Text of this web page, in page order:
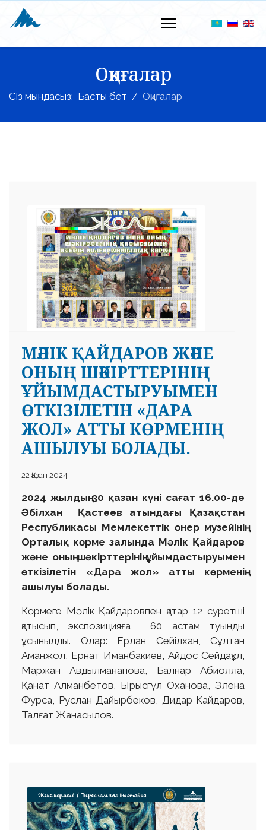
Оқиғалар
Сіз мындасыз: Басты бет Оқиғалар
МӘЛІК ҚАЙДАРОВ ЖӘНЕ
ОНЫҢ ШӘКІРТТЕРІНІҢ
ҰЙЫМДАСТЫРУЫМЕН
ӨТКІЗІЛЕТІН «ДАРА
ЖОЛ» АТТЫ КӨРМЕНІҢ
АШЫЛУЫ БОЛАДЫ.
22 Қазан 2024
2024 жылдың 30 қазан күні сағат 16.00-де
Әбілхан Қастеев атындағы Қазақстан
Республикасы Мемлекеттік өнер музейінің
Орталық көрме залында Мәлік Қайдаров
және оның шәкірттерінің ұйымдастыруымен
өткізілетін «Дара жол» атты көрменің
ашылуы болады.
Көрмеге Мәлік Қайдаровпен қатар 12 суретші
қатысып, экспозицияға 60 астам туынды
ұсынылды. Олар: Ерлан Сейілхан, Сұлтан
Аманжол, Ернат Иманбакиев, Айдос Сейдақұл,
Маржан Авдылманапова, Балнар Абиолла,
Қанат Алманбетов, Ырысгүл Оханова, Элена
Фурса, Руслан Дайырбеков, Дидар Кайдаров,
Талғат Жанасылов.